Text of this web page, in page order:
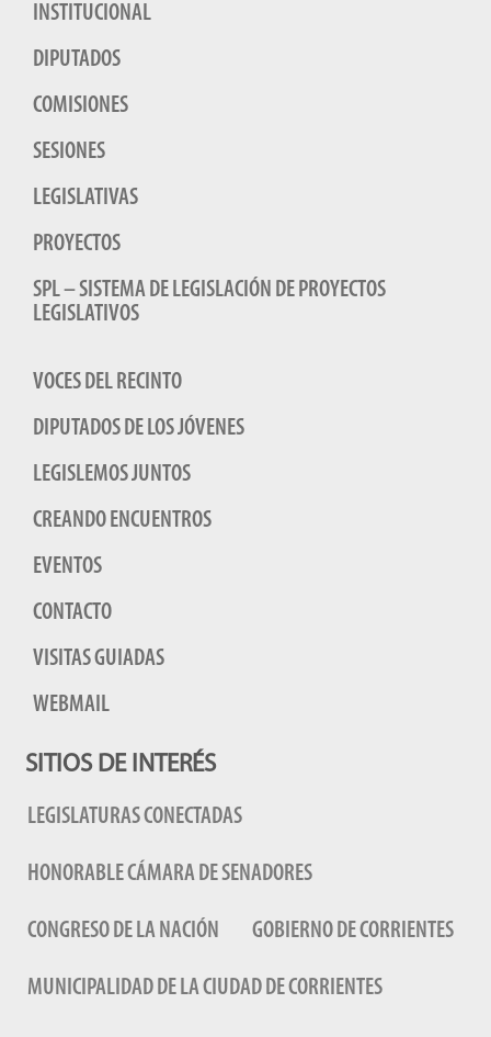
INSTITUCIONAL
DIPUTADOS
COMISIONES
SESIONES
LEGISLATIVAS
PROYECTOS
SPL – SISTEMA DE LEGISLACIÓN DE PROYECTOS
LEGISLATIVOS
VOCES DEL RECINTO
DIPUTADOS DE LOS JÓVENES
LEGISLEMOS JUNTOS
CREANDO ENCUENTROS
EVENTOS
CONTACTO
VISITAS GUIADAS
WEBMAIL
SITIOS DE INTERÉS
LEGISLATURAS CONECTADAS
HONORABLE CÁMARA DE SENADORES
CONGRESO DE LA NACIÓN GOBIERNO DE CORRIENTES
MUNICIPALIDAD DE LA CIUDAD DE CORRIENTES